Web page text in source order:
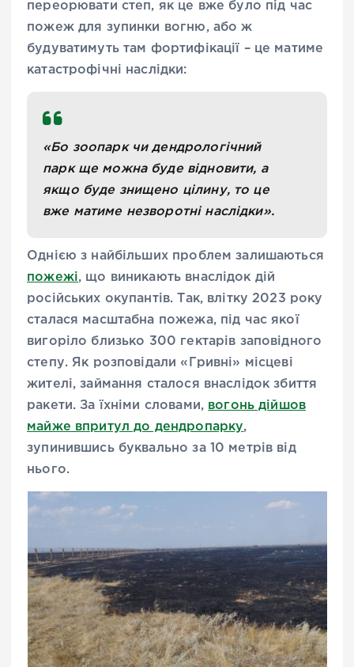
переорювати степ, як це вже було під час
пожеж для зупинки вогню, або ж
будуватимуть там фортифікації – це матиме
катастрофічні наслідки:
«Бо зоопарк чи дендрологічний
парк ще можна буде відновити, а
якщо буде знищено цілину, то це
вже матиме незворотні наслідки».
Однією з найбільших проблем залишаються
пожежі, що виникають внаслідок дій
російських окупантів. Так, влітку 2023 року
сталася масштабна пожежа, під час якої
вигоріло близько 300 гектарів заповідного
степу. Як розповідали «Гривні» місцеві
жителі, займання сталося внаслідок збиття
ракети. За їхніми словами, вогонь дійшов
майже впритул до дендропарку,
зупинившись буквально за 10 метрів від
нього.